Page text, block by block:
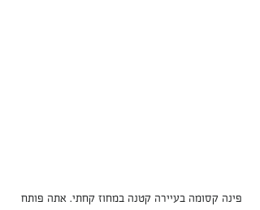
פינה קסומה בעיירה קטנה במחוז קחתי. אתה פותח